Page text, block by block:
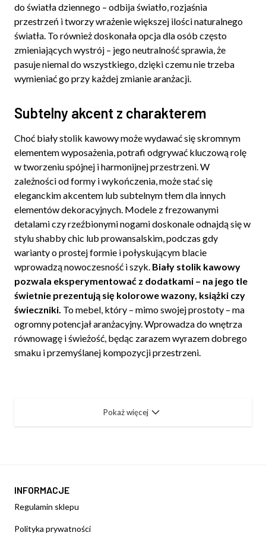
do światła dziennego – odbija światło, rozjaśnia
przestrzeń i tworzy wrażenie większej ilości naturalnego
światła. To również doskonała opcja dla osób często
zmieniających wystrój – jego neutralność sprawia, że
pasuje niemal do wszystkiego, dzięki czemu nie trzeba
wymieniać go przy każdej zmianie aranżacji.
Subtelny akcent z charakterem
Choć biały stolik kawowy może wydawać się skromnym
elementem wyposażenia, potrafi odgrywać kluczową rolę
w tworzeniu spójnej i harmonijnej przestrzeni. W
zależności od formy i wykończenia, może stać się
eleganckim akcentem lub subtelnym tłem dla innych
elementów dekoracyjnych. Modele z frezowanymi
detalami czy rzeźbionymi nogami doskonale odnajdą się w
stylu shabby chic lub prowansalskim, podczas gdy
warianty o prostej formie i połyskującym blacie
wprowadzą nowoczesność i szyk. Biały stolik kawowy
pozwala eksperymentować z dodatkami – na jego tle
świetnie prezentują się kolorowe wazony, książki czy
świeczniki. To mebel, który – mimo swojej prostoty – ma
ogromny potencjał aranżacyjny. Wprowadza do wnętrza
równowagę i świeżość, będąc zarazem wyrazem dobrego
smaku i przemyślanej kompozycji przestrzeni.
Pokaż więcej
INFORMACJE
Regulamin sklepu
Polityka prywatności